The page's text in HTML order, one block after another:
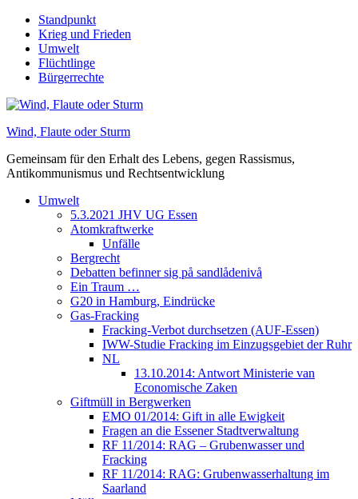
Skip
content
Standpunkt
Krieg und Frieden
Umwelt
Flüchtlinge
Bürgerrechte
Wind, Flaute oder Sturm
Gemeinsam für den Erhalt des Lebens, gegen Rassismus,
Antikommunismus und Rechtsentwicklung
Umwelt
5.3.2021 JHV UG Essen
Atomkraftwerke
Unfälle
Bergrecht
Debatten befinner sig på sandlådenivå
Ein Traum …
G20 in Hamburg, Eindrücke
Gas-Fracking
Fracking-Verbot durchsetzen (AUF-Essen)
IWW-Studie Fracking im Einzugsgebiet der Ruhr
NL
13.10.2014: Antwort Ministerie van
Economische Zaken
Giftmüll in Bergwerken
EMO 01/2014: Gift in alle Ewigkeit
Fragen an die Essener Stadtverwaltung
RF 11/2014: RAG – Grubenwasser und
Fracking
RF 11/2014: RAG: Grubenwasserhaltung im
Saarland